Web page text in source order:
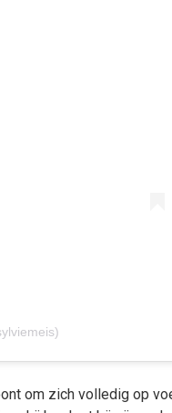
om zich volledig op